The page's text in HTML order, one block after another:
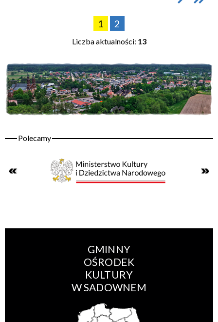
1 2
Liczba aktualności: 13
GMINNY
OŚRODEK
KULTURY
W SADOWNEM